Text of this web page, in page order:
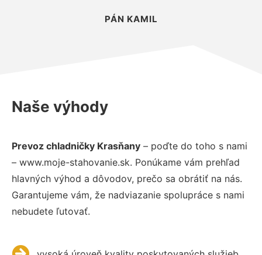
PÁN KAMIL
Naše výhody
Prevoz chladničky Krasňany – poďte do toho s nami
– www.moje-stahovanie.sk. Ponúkame vám prehľad
hlavných výhod a dôvodov, prečo sa obrátiť na nás.
Garantujeme vám, že nadviazanie spolupráce s nami
nebudete ľutovať.